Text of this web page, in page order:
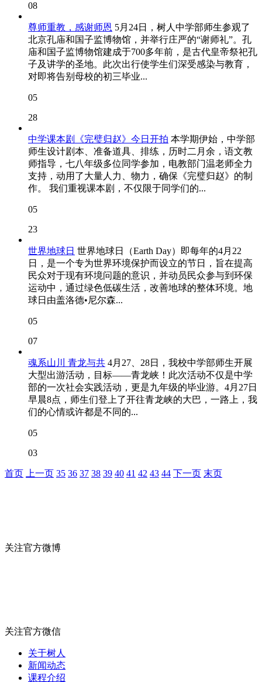
08
尊师重教，感谢师恩 5月24日，树人中学部师生参观了
北京孔庙和国子监博物馆，并举行庄严的“谢师礼”。孔
庙和国子监博物馆建成于700多年前，是古代皇帝祭祀孔
子及讲学的圣地。此次出行使学生们深受感染与教育，
对即将告别母校的初三毕业...
05
28
中学课本剧《完璧归赵》今日开拍 本学期伊始，中学部
师生设计剧本、准备道具、排练，历时二月余，语文教
师指导，七八年级多位同学参加，电教部门温老师全力
支持，动用了大量人力、物力，确保《完璧归赵》的制
作。 我们重视课本剧，不仅限于同学们的...
05
23
世界地球日 世界地球日（Earth Day）即每年的4月22
日，是一个专为世界环境保护而设立的节日，旨在提高
民众对于现有环境问题的意识，并动员民众参与到环保
运动中，通过绿色低碳生活，改善地球的整体环境。地
球日由盖洛德•尼尔森...
05
07
魂系山川 青龙与共 4月27、28日，我校中学部师生开展
大型出游活动，目标——青龙峡！此次活动不仅是中学
部的一次社会实践活动，更是九年级的毕业游。4月27日
早晨8点，师生们登上了开往青龙峡的大巴，一路上，我
们的心情或许都是不同的...
05
03
首页 上一页 35 36 37 38 39 40 41 42 43 44 下一页 末页
关注官方微博
关注官方微信
关于树人
新闻动态
课程介绍